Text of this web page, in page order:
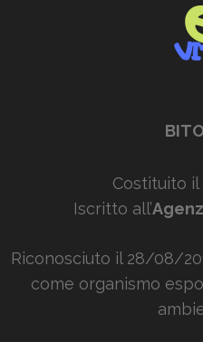
Costituito il
Iscritto all’
Riconosciuto il 28/08/
come organismo